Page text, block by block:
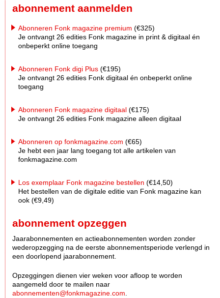
abonnement aanmelden
Abonneren Fonk magazine premium (€325)
Je ontvangt 26 edities Fonk magazine in print & digitaal én
onbeperkt online toegang
Abonneren Fonk digi Plus (€195)
Je ontvangt 26 edities Fonk digitaal én onbeperkt online
toegang
Abonneren Fonk magazine digitaal (€175)
Je ontvangt 26 edities Fonk magazine alleen digitaal
Abonneren op fonkmagazine.com (€65)
Je hebt een jaar lang toegang tot alle artikelen van
fonkmagazine.com
Los exemplaar Fonk magazine bestellen (€14,50)
Het bestellen van de digitale editie van Fonk magazine kan
ook (€9,49)
abonnement opzeggen
Jaarabonnementen en actieabonnementen worden zonder
wederopzegging na de eerste abonnementsperiode verlengd in
een doorlopend jaarabonnement.
Opzeggingen dienen vier weken voor afloop te worden
aangemeld door te mailen naar
abonnementen@fonkmagazine.com.